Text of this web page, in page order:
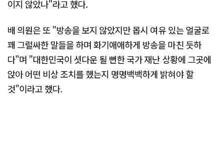
이지 않았나"라고 했다.
배 의원은 또 "방송을 보지 않았지만 몹시 여유 있는 얼굴로
꽤 그럴싸한 말들을 하며 화기애애하게 방송을 마친 듯하
다"며 "대한민국이 셧다운 될 뻔한 국가 재난 상황에 그곳에
앉아 어떤 비상 조치를 했는지 명명백백하게 밝혀야 할
것"이라고 했다.